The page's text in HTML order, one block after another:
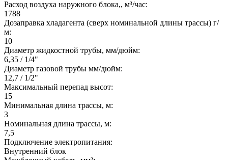
Расход воздуха наружного блока,, м³/час:
1788
Дозаправка хладагента (сверх номинальной длины трассы) г/
м:
10
Диаметр жидкостной трубы, мм/дюйм:
6,35 / 1/4"
Диаметр газовой трубы мм/дюйм:
12,7 / 1/2"
Максимальный перепад высот:
15
Минимальная длина трассы, м:
3
Номинальная длина трассы, м:
7,5
Подключение электропитания:
Внутренний блок